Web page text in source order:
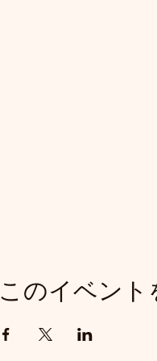
このイベント